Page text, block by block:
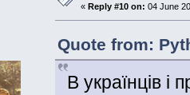
«Reply #10 on: 04 June
Quote from:
В українців і